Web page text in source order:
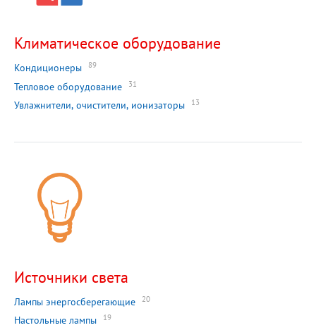
Климатическое оборудование
Кондиционеры 89
Тепловое оборудование 31
Увлажнители, очистители, ионизаторы 13
Источники света
Лампы энергосберегающие 20
Настольные лампы 19